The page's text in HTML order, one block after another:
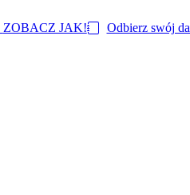
ZOBACZ JAK! Odbierz swój